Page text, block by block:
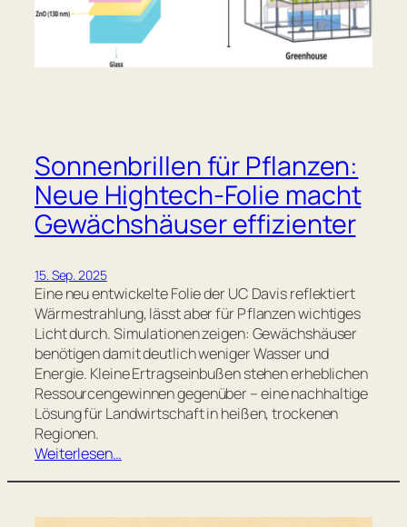
Sonnenbrillen für Pflanzen:
Neue Hightech-Folie macht
Gewächshäuser effizienter
15. Sep. 2025
Eine neu entwickelte Folie der UC Davis reflektiert
Wärmestrahlung, lässt aber für Pflanzen wichtiges
Licht durch. Simulationen zeigen: Gewächshäuser
benötigen damit deutlich weniger Wasser und
Energie. Kleine Ertragseinbußen stehen erheblichen
Ressourcengewinnen gegenüber – eine nachhaltige
Lösung für Landwirtschaft in heißen, trockenen
Regionen.
Weiterlesen…